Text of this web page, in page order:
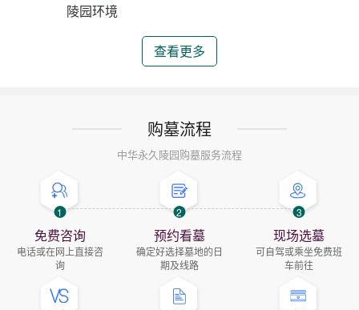
陵园环境
查看更多
购墓流程
中华永久陵园购墓服务流程
1
免费咨询
电话或在网上直接咨
询
2
预约看墓
确定好选择墓地的日
期及线路
3
现场选墓
可自驾或乘坐免费班
车前往